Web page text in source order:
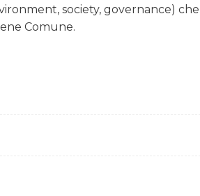
society, governance) che
Comune.